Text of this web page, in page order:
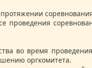
проведения
во время
оргкомитета.